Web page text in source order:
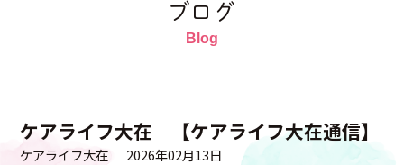
ブログ
ケアライフ大在 【ケアライフ大在通信】
ケアライフ大在 2026年02月13日